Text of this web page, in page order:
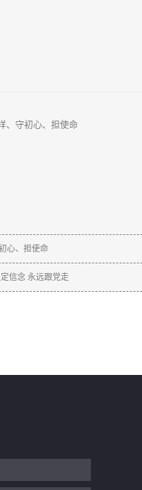
、守初心、担使命
心、担使命
信念 永远跟党走